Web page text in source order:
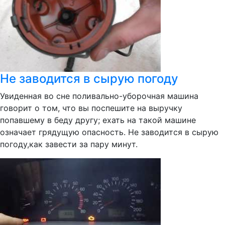
Не заводится в сырую погоду
Увиденная во сне поливально-уборочная машина
говорит о том, что вы поспешите на выручку
попавшему в беду другу; ехать на такой машине
означает грядущую опасность. Не заводится в сырую
погоду,как завести за пару минут.